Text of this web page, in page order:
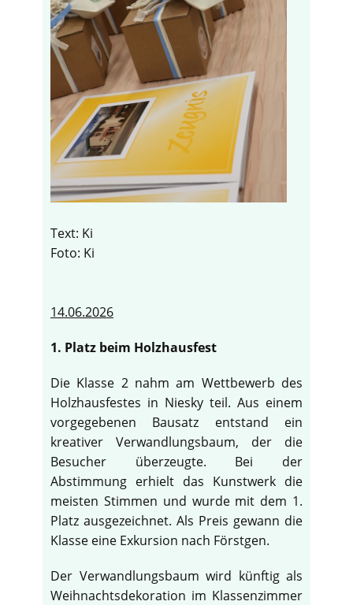
Text: Ki
Foto: Ki
14.06.2026
1. Platz beim Holzhausfest
Die Klasse 2 nahm am Wettbewerb des
Holzhausfestes in Niesky teil. Aus einem
vorgegebenen Bausatz entstand ein
kreativer Verwandlungsbaum, der die
Besucher überzeugte. Bei der
Abstimmung erhielt das Kunstwerk die
meisten Stimmen und wurde mit dem 1.
Platz ausgezeichnet. Als Preis gewann die
Klasse eine Exkursion nach Förstgen.
Der Verwandlungsbaum wird künftig als
Weihnachtsdekoration im Klassenzimmer